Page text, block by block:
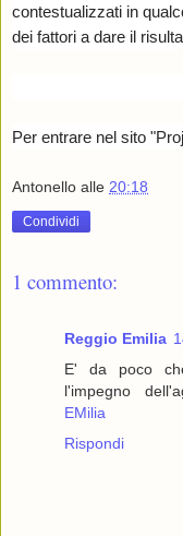
contestualizzati in
dei fattori a dare il
Per entrare nel sito
Antonello alle 20:18
Condividi
1 commento:
Reggio Emilia
E' da poco
l'impegno
EMilia
Rispondi